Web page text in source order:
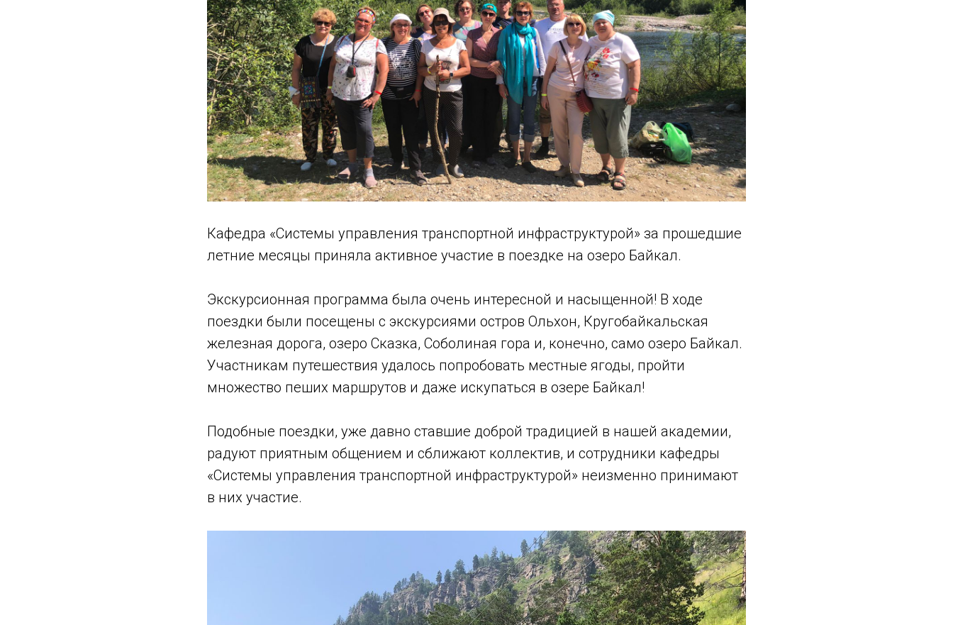
Кафедра «Системы управления транспортной инфраструктурой» за прошедшие
летние месяцы приняла активное участие в поездке на озеро Байкал.
Экскурсионная программа была очень интересной и насыщенной! В ходе
поездки были посещены с экскурсиями остров Ольхон, Кругобайкальская
железная дорога, озеро Сказка, Соболиная гора и, конечно, само озеро Байкал.
Участникам путешествия удалось попробовать местные ягоды, пройти
множество пеших маршрутов и даже искупаться в озере Байкал!
Подобные поездки, уже давно ставшие доброй традицией в нашей академии,
радуют приятным общением и сближают коллектив, и сотрудники кафедры
«Системы управления транспортной инфраструктурой» неизменно принимают
в них участие.